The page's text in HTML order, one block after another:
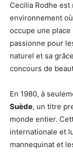
Cecilia Rodhe est
environnement
occupe une
passionne pour
naturel et sa
concours de
En 1980, à
Suède, un titre
monde entier.
internationale et
mannequinat et